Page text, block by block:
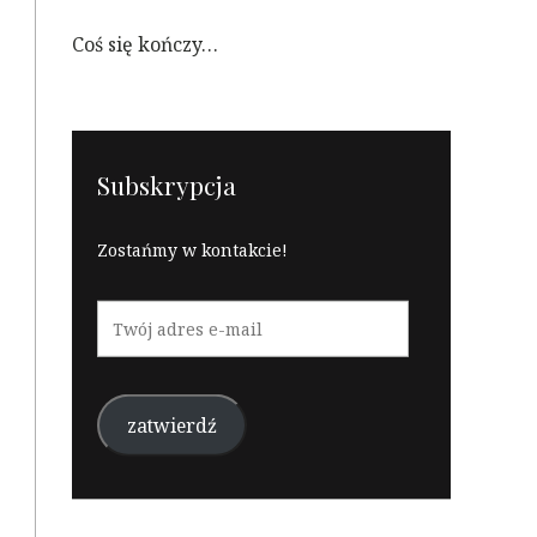
Coś się kończy…
Subskrypcja
Zostańmy w kontakcie!
adres
e-
zatwierdź